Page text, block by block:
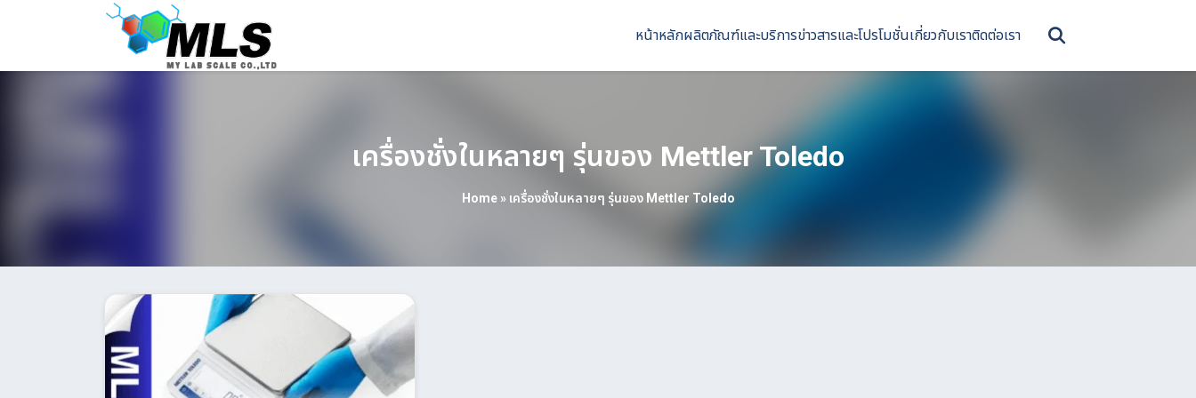
หน้าหลักผลิตภัณฑ์และบริการข่าวสารและโปรโมชั่นเกี่ยวกับเราติดต่อเรา
เครื่องชั่งในหลายๆ รุ่นของ Mettler Toledo
Home» เครื่องชั่งในหลายๆ รุ่นของ Mettler Toledo